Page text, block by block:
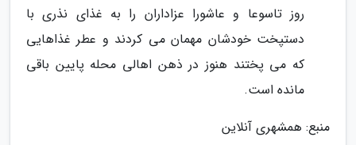
روز تاسوعا و عاشورا عزاداران را به غذای نذری با
دستپخت خودشان مهمان می کردند و عطر غذاهایی
که می پختند هنوز در ذهن اهالی محله پایین باقی
مانده است.
منبع: همشهری آنلاین